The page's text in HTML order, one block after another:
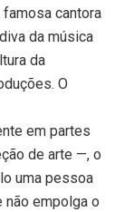
cantora
da música
da
O
em partes
de arte —, o
uma pessoa
não empolga o